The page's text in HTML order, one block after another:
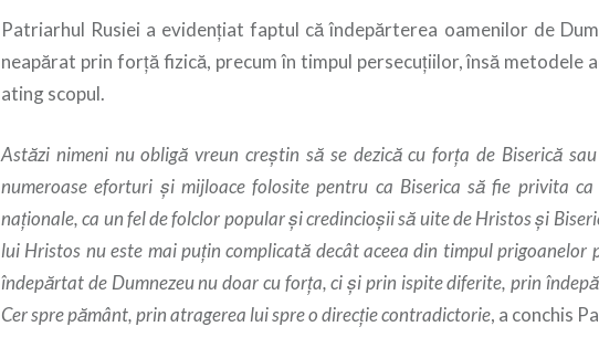
Patriarhul Rusiei a evidenţiat faptul că îndepărterea oamenilor de
neapărat prin forţă fizică, precum în timpul persecuţiilor, însă metodele
ating scopul.
Astăzi nimeni nu obligă vreun creştin să se dezică cu forţa de Biserică
numeroase eforturi şi mijloace folosite pentru ca Biserica să fie privita
naţionale, ca un fel de folclor popular şi credincioşii să uite de Hristos şi
lui Hristos nu este mai puţin complicată decât aceea din timpul prigoanelor
îndepărtat de Dumnezeu nu doar cu forţa, ci şi prin ispite diferite, prin
Cer spre pământ, prin atragerea lui spre o direcţie contradictorie, a conchis